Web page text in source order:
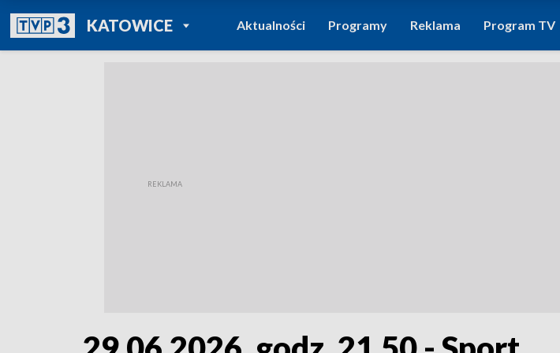
KATOWICEPOWRÓT DO
TVP REGIONY
Aktualności Programy Reklama Program TV